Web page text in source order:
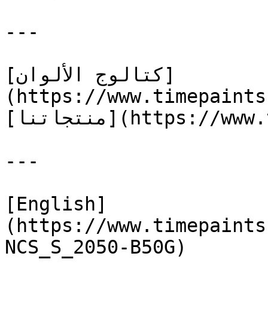
---
[كتالوج الألوان]
(https://
[منتجاتنا](https://www.timepaints.com/ar/products)
---
[English]
(https://
NCS_S_2050-B50G)